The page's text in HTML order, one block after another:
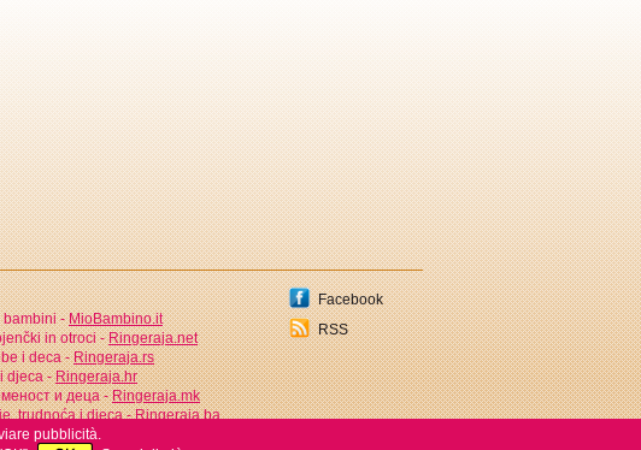
pubblicità.
bambini -MioBambino.it
in otroci -Ringeraja.net
i deca -Ringeraja.rs
djeca -Ringeraja.hr
и деца -Ringeraja.mk
trudnoća i djeca -Ringeraja.ba
Facebook
RSS